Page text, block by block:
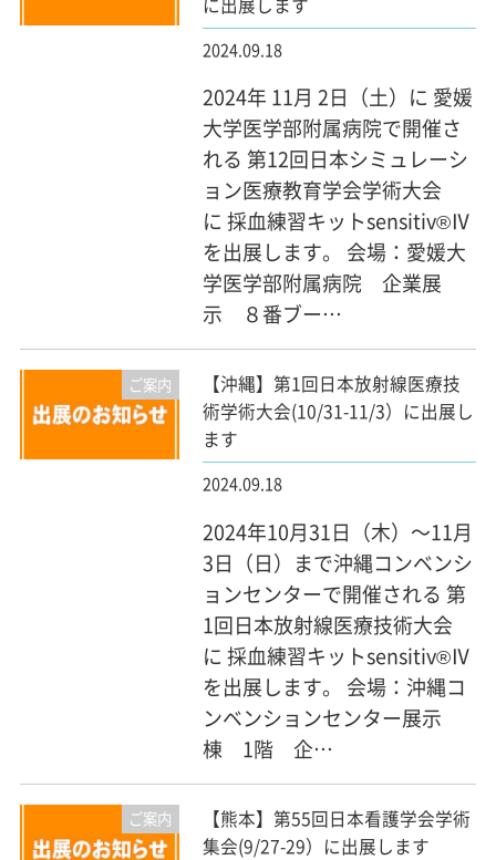
2024.09.18
2024年 11月 2日（土）に 愛媛
大学医学部附属病院で開催さ
れる 第12回日本シミュレーシ
ョン医療教育学会学術大会
に 採血練習キットsensitiv®Ⅳ
を出展します。 会場：愛媛大
学医学部附属病院 企業展
示 ８番ブー…
ご案内
【沖縄】第1回日本放射線医療技
術学術大会(10/31-11/3）に出展し
ます
2024.09.18
2024年10月31日（木）～11月
3日（日）まで沖縄コンベンシ
ョンセンターで開催される 第
1回日本放射線医療技術大会
に 採血練習キットsensitiv®Ⅳ
を出展します。 会場：沖縄コ
ンベンションセンター展示
棟 1階 企…
ご案内
【熊本】第55回日本看護学会学術
集会(9/27-29）に出展します